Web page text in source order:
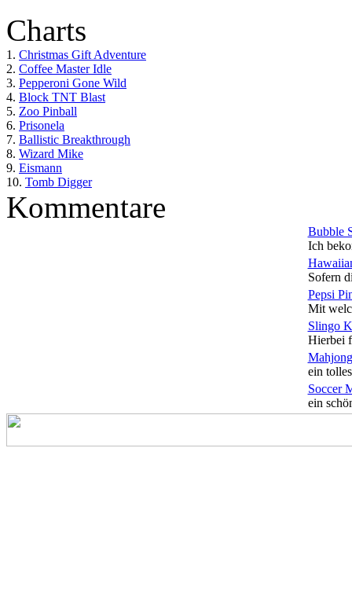
Charts
1. Christmas Gift Adventure
2. Coffee Master Idle
3. Pepperoni Gone Wild
4. Block TNT Blast
5. Zoo Pinball
6. Prisonela
7. Ballistic Breakthrough
8. Wizard Mike
9. Eismann
10. Tomb Digger
Kommentare
Bubble
Ich
Sofern
Pepsi
Mit
Slingo
Hierbei
ein
Soccer
ein